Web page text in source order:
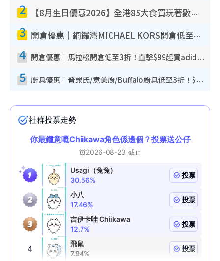
2 【8月生日優惠2026】全港85大食買玩著數攻略 自助餐/火鍋放題同行免費＋誠品/DONKI送現金券
3 開倉優惠｜銅鑼灣MICHAEL KORS開倉低至17折！直擊$500起買手袋/銀包/鞋款 必買經典Jet Set系列
4 開倉優惠｜馬拉松開倉低至3折！直擊$99起買adidas／New Balance／Puma鞋款 STANLEY保溫杯劈價至$119起
5 廚具優惠｜普樂氏/意美廚/Buffalo廚具低至3折！$89起買煎鍋／炒鑊／個人鍋 同場小家電激減至$99起